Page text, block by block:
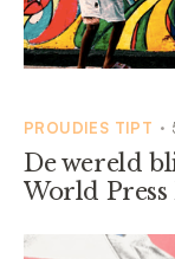
PROUDIES TIPT •
De wereld
World